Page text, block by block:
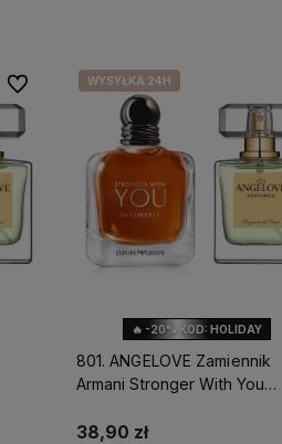
Do ulubionych
🔥 -20% KOD: HOLIDAY
WYSYŁKA 24H
801. ANGELOVE Zamiennik
Armani Stronger With You
38,90 zł